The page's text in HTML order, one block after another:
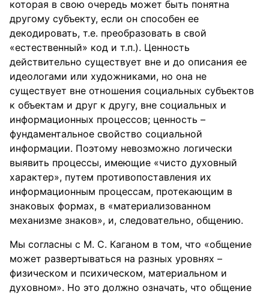
которая в свою очередь может быть понятна
другому субъекту, если он способен ее
декодировать, т.е. преобразовать в свой
«естественный» код и т.п.). Ценность
действительно существует вне и до описания ее
идеологами или художниками, но она не
существует вне отношения социальных субъектов
к объектам и друг к другу, вне социальных и
информационных процессов; ценность –
фундаментальное свойство социальной
информации. Поэтому невозможно логически
выявить процессы, имеющие «чисто духовный
характер», путем противопоставления их
информационным процессам, протекающим в
знаковых формах, в «материализованном
механизме знаков», и, следовательно, общению.
Мы согласны с М. С. Каганом в том, что «общение
может развертываться на разных уровнях –
физическом и психическом, материальном и
духовном». Но это должно означать, что общение